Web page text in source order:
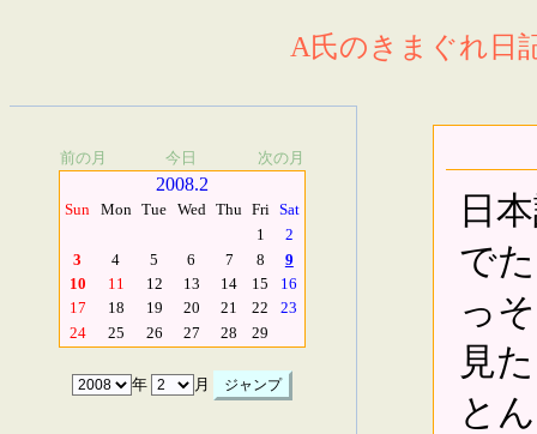
A氏のきまぐれ日
前の月 今日 次の月
2008.2
Sun Mon Tue Wed Thu Fri Sat
1
2
3
4 5 6 7 8
9
10
11 12 13 14 15
16
17
18 19 20 21 22
23
24
25 26 27 28 29
年 月
日
で
っ
見
と